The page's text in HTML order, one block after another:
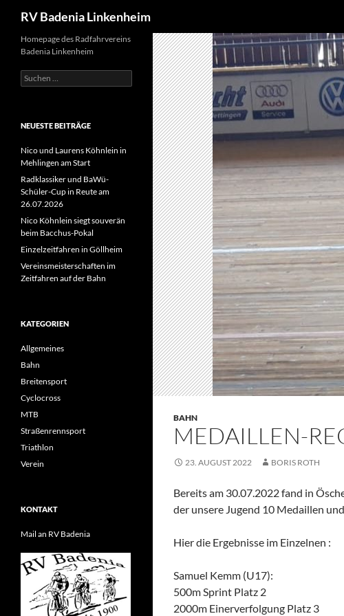
Inhalt
springen
RV Badenia Linkenheim
BAHN
MEDAILLEN-
23. AUGUST 2022 BORIS ROTH
Bereits am 30.07.2022 fand in
der unsere Jugend 10 Medaillen
Hier die Ergebnisse im Einzelnen :
Samuel Kemm (U17):
500m Sprint Platz 2
2000m Einerverfolgung Platz 3
Homepage des Radfahrvereins
Badenia Linkenheim
Suchen
nach:
NEUESTE BEITRÄGE
Nico und Laurens Köhnlein in
Mehlingen am Start
Radklassiker und BaWü-
Schüler-Cup in Reute am
26.07.2026
Nico Köhnlein siegt souverän
beim Bacchus-Pokal
Einzelzeitfahren in Göllheim
Vereinsmeisterschaften im
Zeitfahren auf der Bahn
KATEGORIEN
Allgemeines
Bahn
Breitensport
Cyclocross
MTB
Straßenrennsport
Triathlon
Verein
KONTAKT
Mail an RV Badenia